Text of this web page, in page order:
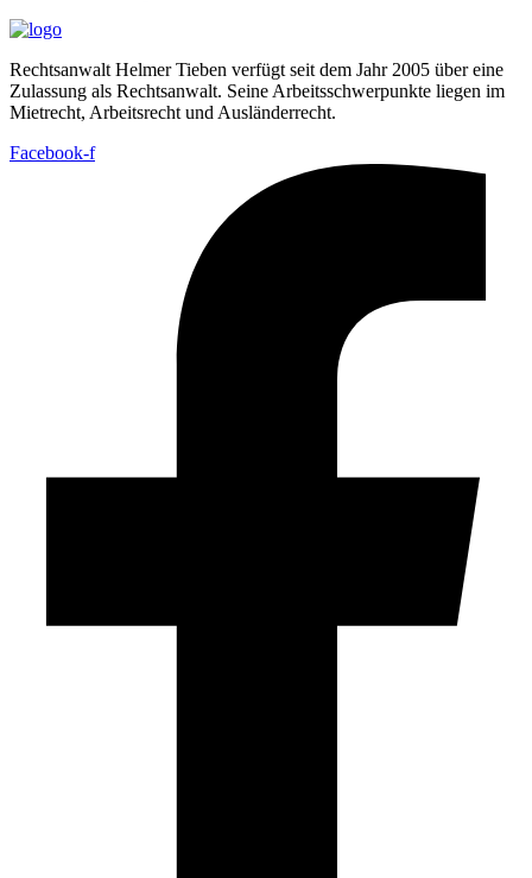
Rechtsanwalt Helmer Tieben verfügt seit dem Jahr 2005 über eine
Zulassung als Rechtsanwalt. Seine Arbeitsschwerpunkte liegen im
Mietrecht, Arbeitsrecht und Ausländerrecht.
Facebook-f